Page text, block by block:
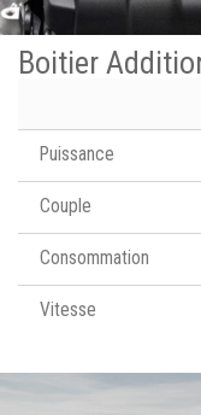
Boitier
Puissance
Couple
Consommation
Vitesse